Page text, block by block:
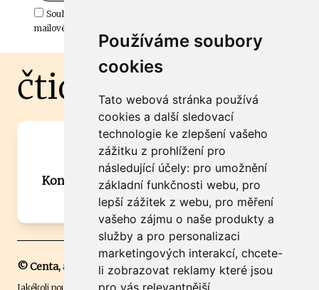
Používáme soubory
cookies
Tato webová stránka používá
cookies a další sledovací
technologie ke zlepšení vašeho
zážitku z prohlížení pro
následující účely: pro umožnění
základní funkčnosti webu, pro
lepší zážitek z webu, pro měření
vašeho zájmu o naše produkty a
služby a pro personalizaci
marketingových interakcí, chcete-
li zobrazovat reklamy které jsou
pro vás relevantnější.
Souhlasím s odběrem důležitých zpráv ze ČtiDoma.cz do mé e-
mailové schránky.
čtidoma.cz
Máte zajímavou informaci? Chcete
spolupracovat?
Kontaktujte šéfredaktora Martina Chalupu:
chalupa@ctidoma.cz
© Centa, a.s.
Jakékoli použití obsahu včetně převzetí, šíření či dalšího užití a